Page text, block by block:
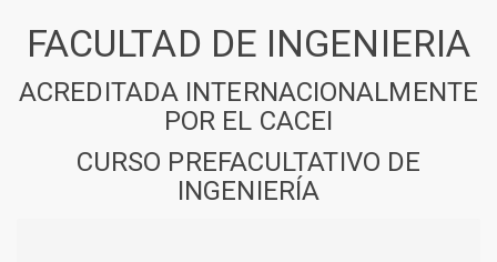
FACULTAD DE INGENIERIA
ACREDITADA INTERNACIONALMENTE
POR EL CACEI
CURSO PREFACULTATIVO DE
INGENIERÍA